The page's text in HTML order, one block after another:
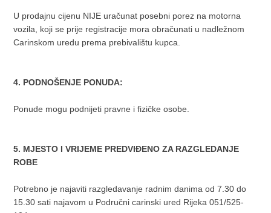
U prodajnu cijenu NIJE uračunat posebni porez na motorna
vozila, koji se prije registracije mora obračunati u nadležnom
Carinskom uredu prema prebivalištu kupca.
4. PODNOŠENJE PONUDA:
Ponude mogu podnijeti pravne i fizičke osobe.
5. MJESTO I VRIJEME PREDVIĐENO ZA RAZGLEDANJE
ROBE
Potrebno je najaviti razgledavanje radnim danima od 7.30 do
15.30 sati najavom u Područni carinski ured Rijeka 051/525-